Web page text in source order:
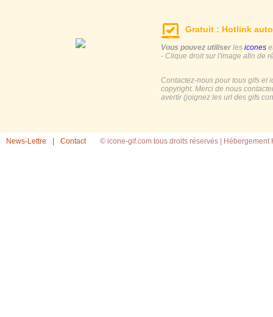
Gratuit : Hotlink
Vous pouvez utiliser les icones
- Clique droit sur l'image afin de
Contactez-nous pour tous gifs et
copyright. Merci de nous
avertir (joignez les url des gifs
News-Lettre Contact © icone-gif.com tous droits réservés | Hébergement